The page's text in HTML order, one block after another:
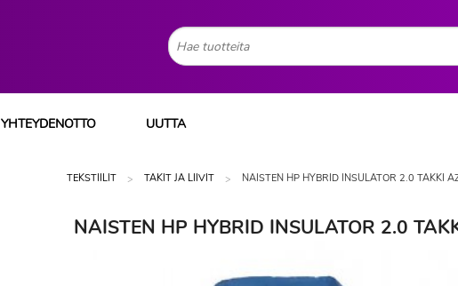
YHTEYDENOTTO UUTTA
TEKSTIILIT TAKIT JA LIIVIT NAISTEN HP HYBRID INSULATOR 2.0 TAKKI
NAISTEN HP HYBRID INSULATOR 2.0